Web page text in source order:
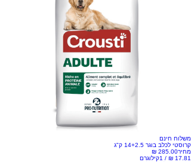
משלוח חינם
קרוסטי לכלב בוגר 14+2.5 ק"ג
מחיר
/ 1קילוגרם